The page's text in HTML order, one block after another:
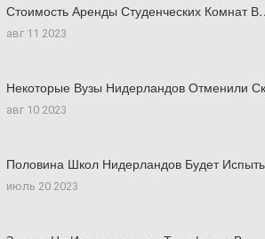
Стоимость Аренды Студенческих Комнат
авг 11 2023
Некоторые Вузы Нидерландов Отменили
авг 10 2023
Половина Школ Нидерландов Будет
июль 20 2023